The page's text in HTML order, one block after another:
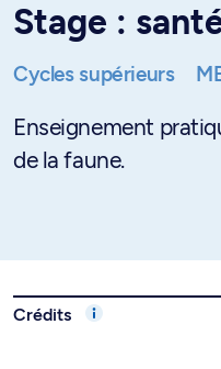
Stage :
Cycles supérieurs
Enseignement
de la faune.
Crédits